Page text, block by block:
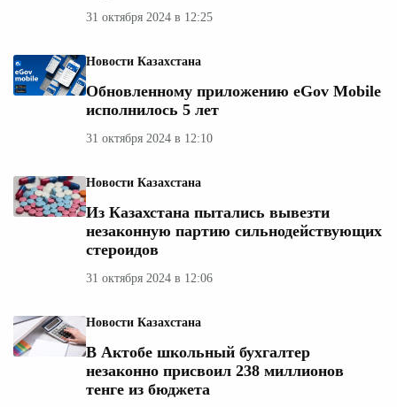
31 октября 2024 в 12:25
Новости Казахстана
Обновленному приложению eGov Mobile
исполнилось 5 лет
31 октября 2024 в 12:10
Новости Казахстана
Из Казахстана пытались вывезти
незаконную партию сильнодействующих
стероидов
31 октября 2024 в 12:06
Новости Казахстана
В Актобе школьный бухгалтер
незаконно присвоил 238 миллионов
тенге из бюджета